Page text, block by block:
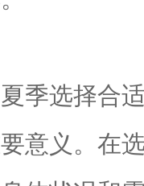
季选择合
意义。在